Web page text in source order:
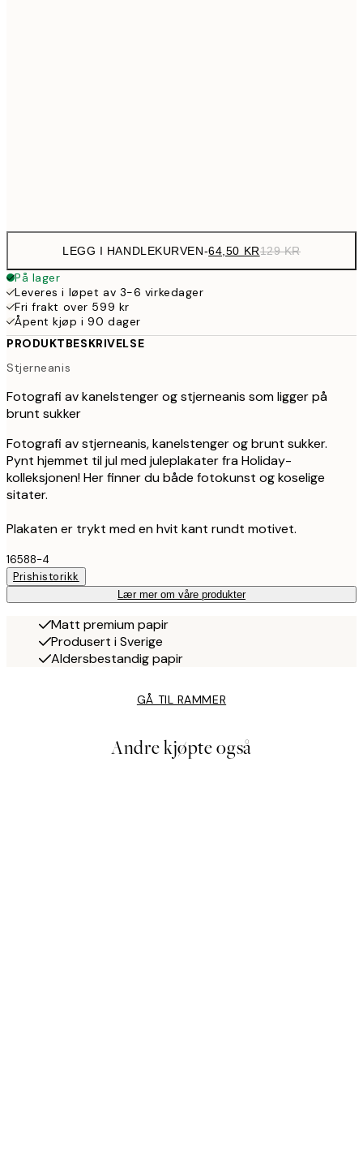
LEGG I HANDLEKURVEN-64,50 KR129 KR
På lager
Leveres i løpet av 3-6 virkedager
Fri frakt over 599 kr
Åpent kjøp i 90 dager
PRODUKTBESKRIVELSE
Stjerneanis
Fotografi av kanelstenger og stjerneanis som ligger på
brunt sukker
Fotografi av stjerneanis, kanelstenger og brunt sukker.
Pynt hjemmet til jul med juleplakater fra Holiday-
kolleksjonen! Her finner du både fotokunst og koselige
sitater.
Plakaten er trykt med en hvit kant rundt motivet.
16588-4
Prishistorikk
Lær mer om våre produkter
Matt premium papir
Produsert i Sverige
Aldersbestandig papir
GÅ TIL RAMMER
Andre kjøpte også